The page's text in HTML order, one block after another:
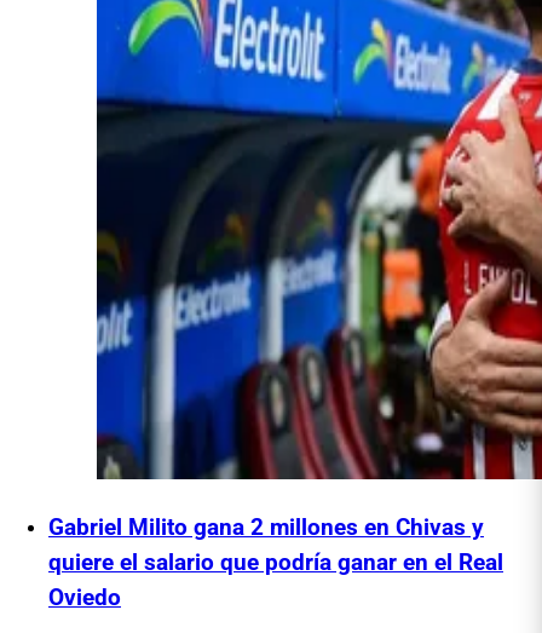
Gabriel Milito gana 2 millones en Chivas y
quiere el salario que podría ganar en el Real
Oviedo